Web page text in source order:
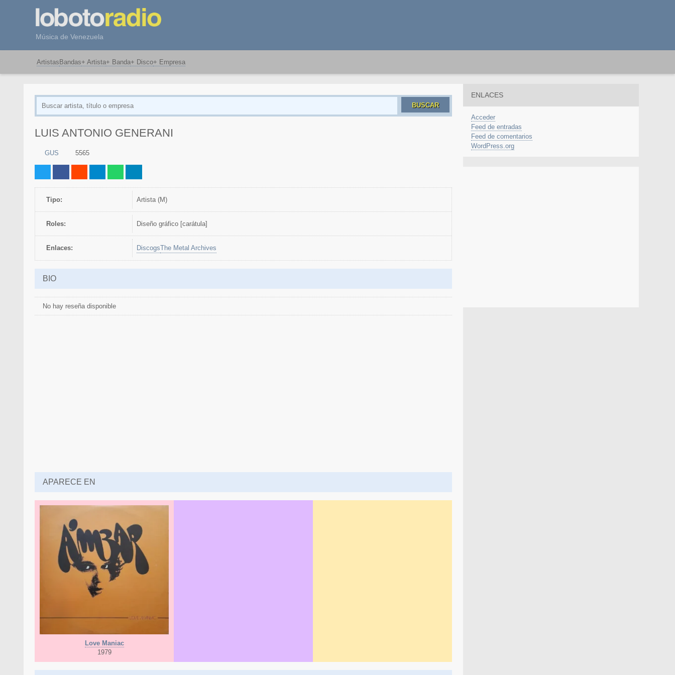
Música de Venezuela
Artistas Bandas+ Artista+ Banda+ Disco+ Empresa
BUSCAR
LUIS ANTONIO GENERANI
GUS 5565
Tipo: artista (M)
Roles: Diseño gráfico [carátula]
Enlaces: DiscogsThe Metal Archives
BIO
No hay reseña disponible
APARECE EN
Love Maniac
1979
ENLACES
Acceder
Feed de entradas
Feed de comentarios
WordPress.org